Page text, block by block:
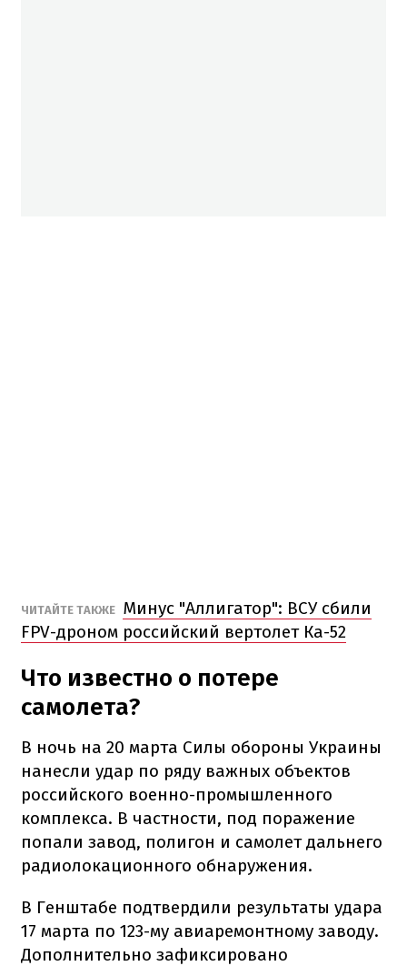
ЧИТАЙТЕ ТАКЖЕ Минус "Аллигатор": ВСУ сбили
FPV-дроном российский вертолет Ка-52
Что известно о потере
самолета?
В ночь на 20 марта Силы обороны Украины
нанесли удар по ряду важных объектов
российского военно-промышленного
комплекса. В частности, под поражение
попали завод, полигон и самолет дальнего
радиолокационного обнаружения.
В Генштабе подтвердили результаты удара
17 марта по 123-му авиаремонтному заводу.
Дополнительно зафиксировано